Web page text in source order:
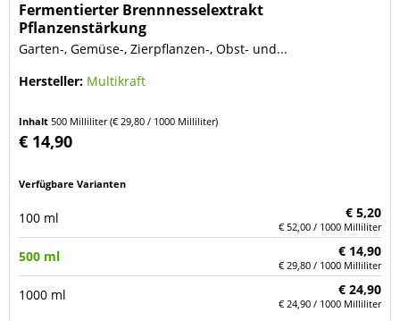
Fermentierter Brennnesselextrakt
Pflanzenstärkung
Garten-, Gemüse-, Zierpflanzen-, Obst- und...
Hersteller: Multikraft
Inhalt 500 Milliliter(€ 29,80 / 1000 Milliliter)
€ 14,90
Verfügbare Varianten
100 ml € 5,20
€ 52,00 / 1000 Milliliter
500 ml € 14,90
€ 29,80 / 1000 Milliliter
1000 ml € 24,90
€ 24,90 / 1000 Milliliter